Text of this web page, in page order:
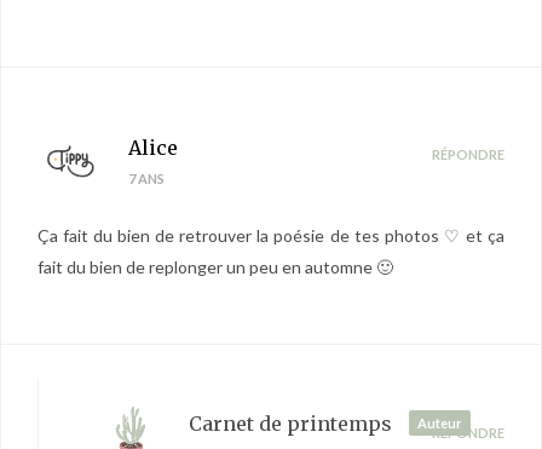
Alice
7 ANS
RÉPONDRE
Ça fait du bien de retrouver la poésie de tes photos ♡ et ça
fait du bien de replonger un peu en automne 🙂
Carnet de printemps Auteur
RÉPONDRE